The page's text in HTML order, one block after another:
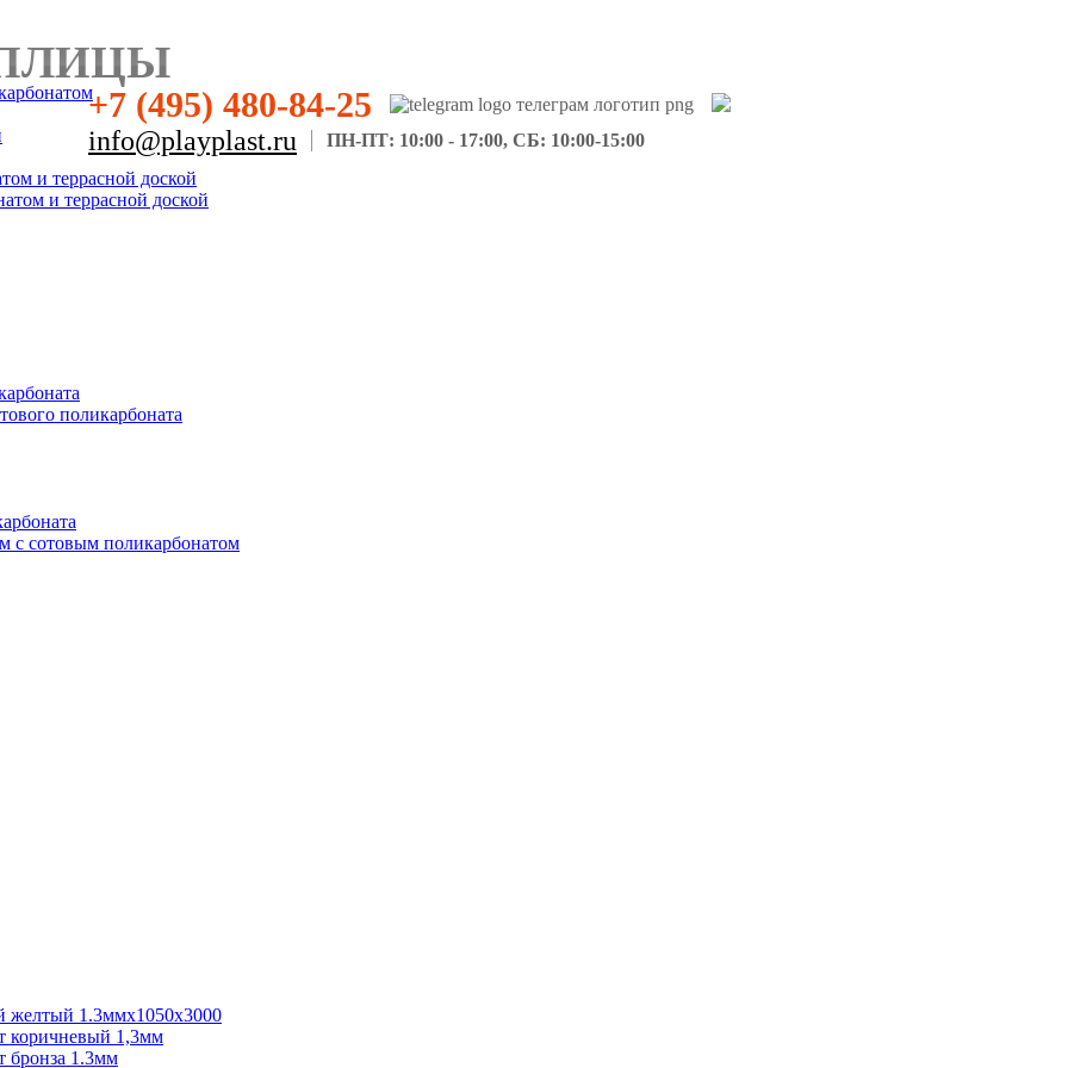
+7 (495) 480-84-25
info@playplast.ru ПН-ПТ: 10:00 - 17:00, СБ: 10:00-15:00
и террасной доской
и террасной доской
поликарбоната
с сотовым поликарбонатом
желтый 1.3ммх1050х3000
коричневый 1,3мм
бронза 1.3мм